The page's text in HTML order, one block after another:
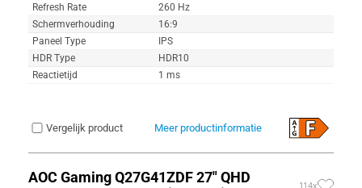
Refresh Rate
260 Hz
Schermverhouding
16:9
Paneel Type
IPS
HDR Type
HDR10
Reactietijd
1 ms
Vergelijk product Meer productinformatie
AOC Gaming Q27G41ZDF 27" QHD
114x